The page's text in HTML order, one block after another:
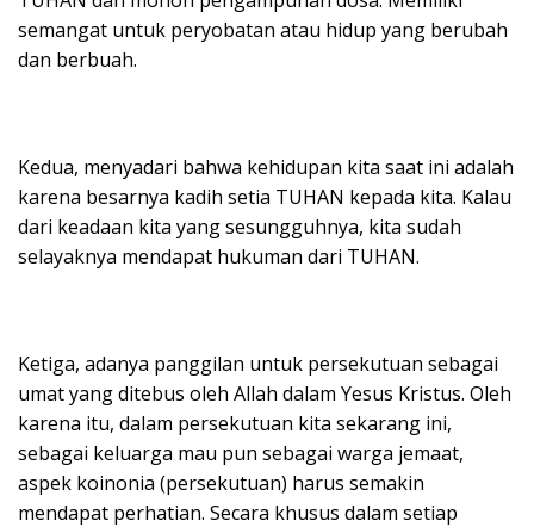
semangat untuk peryobatan atau hidup yang berubah
dan berbuah.
Kedua, menyadari bahwa kehidupan kita saat ini adalah
karena besarnya kadih setia TUHAN kepada kita. Kalau
dari keadaan kita yang sesungguhnya, kita sudah
selayaknya mendapat hukuman dari TUHAN.
Ketiga, adanya panggilan untuk persekutuan sebagai
umat yang ditebus oleh Allah dalam Yesus Kristus. Oleh
karena itu, dalam persekutuan kita sekarang ini,
sebagai keluarga mau pun sebagai warga jemaat,
aspek koinonia (persekutuan) harus semakin
mendapat perhatian. Secara khusus dalam setiap